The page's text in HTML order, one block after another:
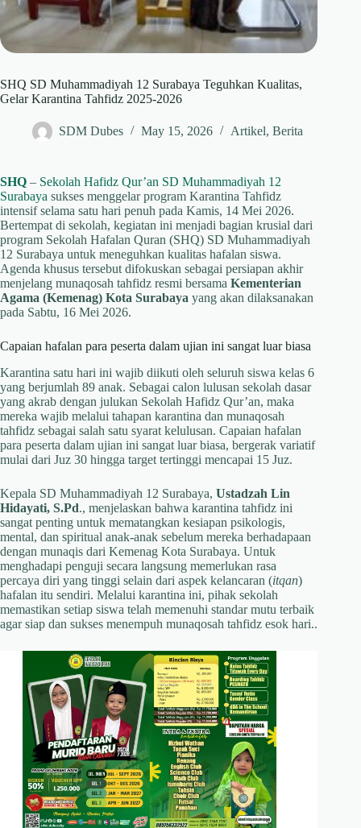
SHQ SD Muhammadiyah 12 Surabaya Teguhkan Kualitas,
Gelar Karantina Tahfidz 2025-2026
SDM Dubes May 15, 2026 Artikel, Berita
SHQ – Sekolah Hafidz Qur’an SD Muhammadiyah 12
Surabaya sukses menggelar program Karantina Tahfidz
intensif selama satu hari penuh pada Kamis, 14 Mei 2026.
Bertempat di sekolah, kegiatan ini menjadi bagian krusial dari
program Sekolah Hafalan Quran (SHQ) SD Muhammadiyah
12 Surabaya untuk meneguhkan kualitas hafalan siswa.
Agenda khusus tersebut difokuskan sebagai persiapan akhir
menjelang munaqosah tahfidz resmi bersama Kementerian
Agama (Kemenag) Kota Surabaya yang akan dilaksanakan
pada Sabtu, 16 Mei 2026.
Capaian hafalan para peserta dalam ujian ini sangat luar biasa
Karantina satu hari ini wajib diikuti oleh seluruh siswa kelas 6
yang berjumlah 89 anak. Sebagai calon lulusan sekolah dasar
yang akrab dengan julukan Sekolah Hafidz Qur’an, maka
mereka wajib melalui tahapan karantina dan munaqosah
tahfidz sebagai salah satu syarat kelulusan. Capaian hafalan
para peserta dalam ujian ini sangat luar biasa, bergerak variatif
mulai dari Juz 30 hingga target tertinggi mencapai 15 Juz.
Kepala SD Muhammadiyah 12 Surabaya, Ustadzah Lin
Hidayati, S.Pd., menjelaskan bahwa karantina tahfidz ini
sangat penting untuk mematangkan kesiapan psikologis,
mental, dan spiritual anak-anak sebelum mereka berhadapaan
dengan munaqis dari Kemenag Kota Surabaya. Untuk
menghadapi penguji secara langsung memerlukan rasa
percaya diri yang tinggi selain dari aspek kelancaran (itqan)
hafalan itu sendiri. Melalui karantina ini, pihak sekolah
memastikan setiap siswa telah memenuhi standar mutu terbaik
agar siap dan sukses menempuh munaqosah tahfidz esok hari..